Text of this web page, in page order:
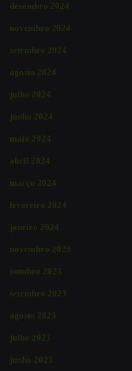
dezembro 2024
novembro 2024
setembro 2024
agosto 2024
julho 2024
junho 2024
maio 2024
abril 2024
março 2024
fevereiro 2024
janeiro 2024
novembro 2023
outubro 2023
setembro 2023
agosto 2023
julho 2023
junho 2023